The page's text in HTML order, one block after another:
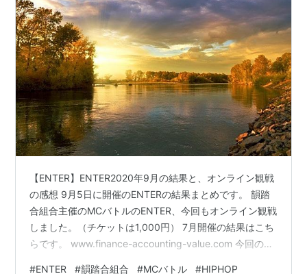
【ENTER】ENTER2020年9月の結果と、オンライン観戦
の感想 9月5日に開催のENTERの結果まとめです。 韻踏
合組合主催のMCバトルのENTER、今回もオンライン観戦
しました。（チケットは1,000円） 7月開催の結果はこち
らです。 www.finance-accounting-value.com 今回のゲ
#ENTER #韻踏合組合 #MCバトル #HIPHOP